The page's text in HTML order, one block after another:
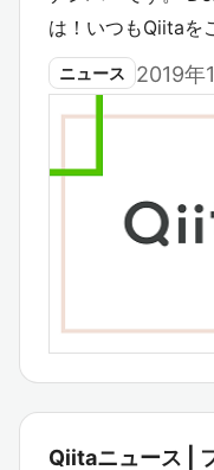
は！いつもQiitaを
ニュース 2019年
Qiitaニュース |